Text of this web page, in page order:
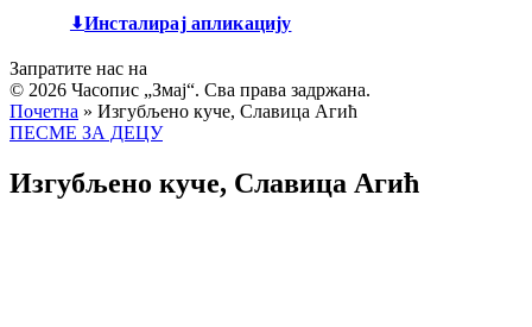
Инсталирај апликацију
Запратите нас на
© 2026 Часопис „Змај“. Сва права задржана.
Почетна » Изгубљено куче, Славица Агић
ПЕСМЕ ЗА ДЕЦУ
Изгубљено куче, Славица Агић